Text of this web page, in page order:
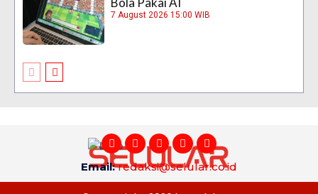
7 August 2026 15:00 WIB
Email:redaksi@selular.co.id